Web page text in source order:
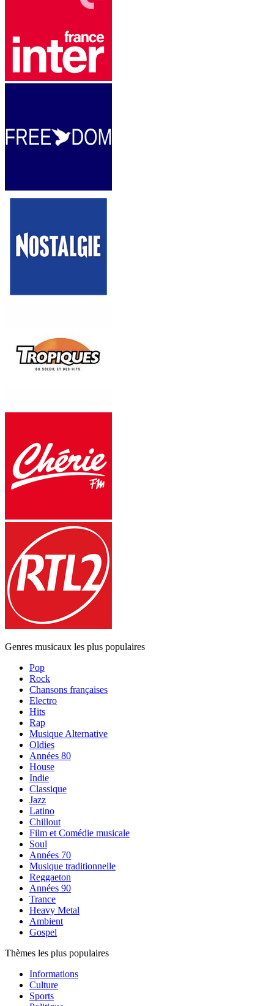
Genres musicaux les plus populaires
Pop
Rock
Chansons françaises
Electro
Hits
Rap
Musique Alternative
Oldies
Années 80
House
Indie
Classique
Jazz
Latino
Chillout
Film et Comédie musicale
Soul
Années 70
Musique traditionnelle
Reggaeton
Années 90
Trance
Heavy Metal
Ambient
Gospel
Thèmes les plus populaires
Informations
Culture
Sports